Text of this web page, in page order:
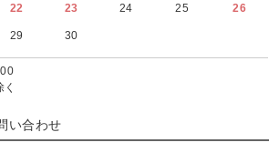
22 23 24 25 26
29 30
い合わせ